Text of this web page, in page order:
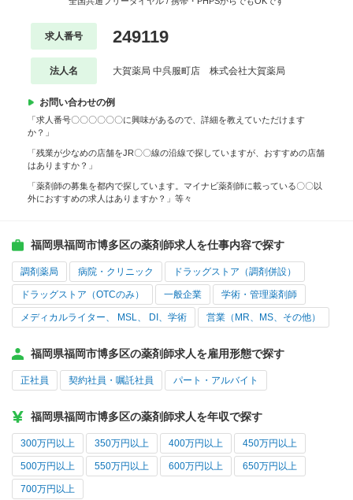
求人番号 249119
法人名 大賀薬局 中呉服町店 株式会社大賀薬局
お問い合わせの例
「求人番号〇〇〇〇〇〇に興味があるので、詳細を教えていただけます
か？」
「残業が少なめの店舗をJR〇〇線の沿線で探していますが、おすすめの店舗
はありますか？」
「薬剤師の募集を都内で探しています。マイナビ薬剤師に載っている〇〇以
外におすすめの求人はありますか？」等々
福岡県福岡市博多区の薬剤師求人を仕事内容で探す
調剤薬局 病院・クリニック ドラッグストア（調剤併設）
ドラッグストア（OTCのみ） 一般企業 学術・管理薬剤師
メディカルライター、 MSL、 DI、学術 営業（MR、MS、その他）
福岡県福岡市博多区の薬剤師求人を雇用形態で探す
正社員 契約社員・嘱託社員 パート・アルバイト
福岡県福岡市博多区の薬剤師求人を年収で探す
300万円以上 350万円以上 400万円以上 450万円以上
500万円以上 550万円以上 600万円以上 650万円以上
700万円以上